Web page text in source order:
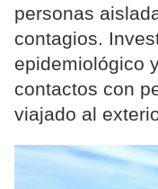
personas
contagios.
epidemiológico
contactos con
viajado al